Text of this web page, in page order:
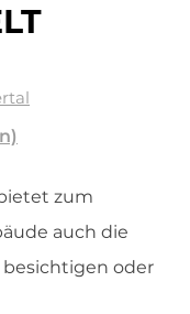
zum
auch die
besichtigen oder